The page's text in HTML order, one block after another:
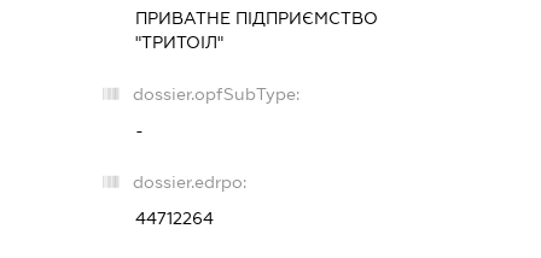
ПРИВАТНЕ ПІДПРИЄМСТВО
"ТРИТОІЛ"
dossier.opfSubType:
-
dossier.edrpo:
44712264